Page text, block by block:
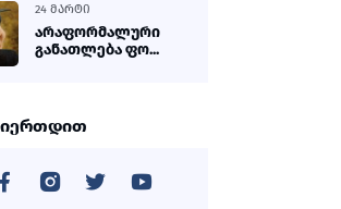
24 ᲛᲐᲠᲢᲘ
არაფორმალური
განათლება ფო...